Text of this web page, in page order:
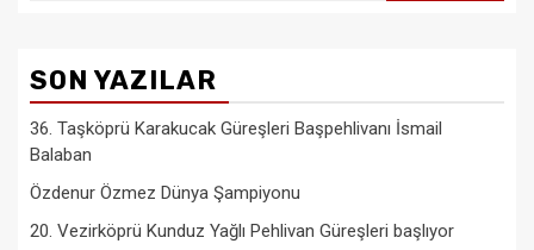
SON YAZILAR
36. Taşköprü Karakucak Güreşleri Başpehlivanı İsmail
Balaban
Özdenur Özmez Dünya Şampiyonu
20. Vezirköprü Kunduz Yağlı Pehlivan Güreşleri başlıyor